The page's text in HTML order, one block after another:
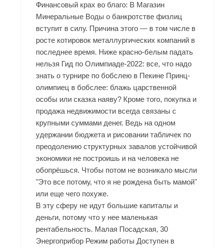
Финансовый крах во благо: В Магазин
Минеральные Воды о банкротстве физлиц
вступит в силу. Причина этого — в том числе в
росте котировок металлургических компаний в
последнее время. Ниже красно-белым падать
нельзя Гид по Олимпиаде-2022: все, что надо
знать о турнире по бобслею в Пекине Принц-
олимпиец в бобслее: блажь царственной
особы или сказка наяву? Кроме того, покупка и
продажа недвижимости всегда связаны с
крупными суммами денег. Ведь на одном
удержании бюджета и рисовании табличек по
преодолению структурных завалов устойчивой
экономики не построишь и на человека не
обопрёшься. Чтобы потом не возникало мысли
"Это все потому, что я не рождена быть мамой"
или еще чего похуже.
В эту сферу не идут большие капиталы и
деньги, потому что у нее маленькая
рентабельность. Малая Посадская, 30
Энергоприбор Режим работы Доступен в